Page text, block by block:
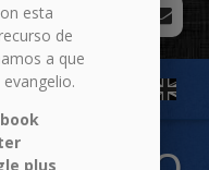
esta
de
a que
plus